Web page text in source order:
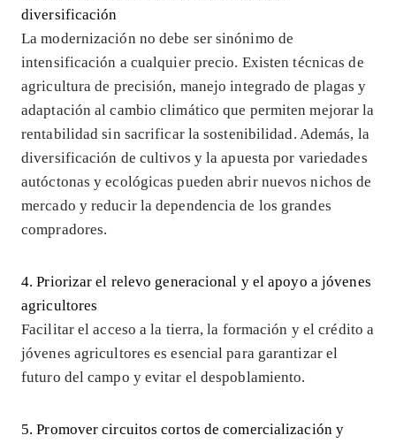
diversificación
La modernización no debe ser sinónimo de
intensificación a cualquier precio. Existen técnicas de
agricultura de precisión, manejo integrado de plagas y
adaptación al cambio climático que permiten mejorar la
rentabilidad sin sacrificar la sostenibilidad. Además, la
diversificación de cultivos y la apuesta por variedades
autóctonas y ecológicas pueden abrir nuevos nichos de
mercado y reducir la dependencia de los grandes
compradores.
4. Priorizar el relevo generacional y el apoyo a jóvenes
agricultores
Facilitar el acceso a la tierra, la formación y el crédito a
jóvenes agricultores es esencial para garantizar el
futuro del campo y evitar el despoblamiento.
5. Promover circuitos cortos de comercialización y